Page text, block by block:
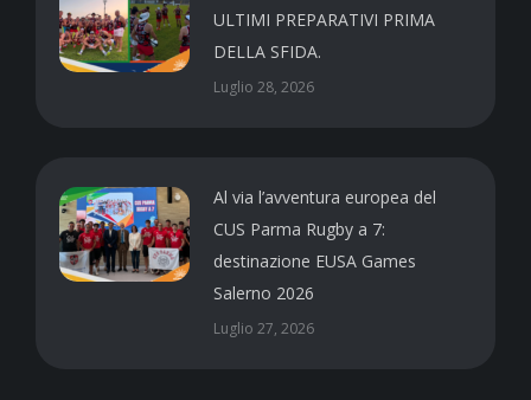
ULTIMI PREPARATIVI PRIMA
DELLA SFIDA.
Luglio 28, 2026
Al via l’avventura europea del
CUS Parma Rugby a 7:
destinazione EUSA Games
Salerno 2026
Luglio 27, 2026